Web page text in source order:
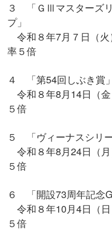
３ 「ＧⅢマスターズ
プ」
令和８年7月７日（
率５倍
４ 「第54回しぶき賞」
令和８年8月14日（
５倍
５ 「ヴィーナスシリ
令和８年8月24日（
５倍
６ 「開設73周年記念
令和８年10月4日（
５倍